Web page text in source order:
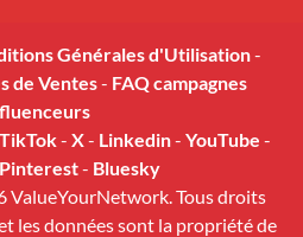
Générales d'Utilisation-
de Ventes- FAQ campagnes
TikTok- X- Linkedin- YouTube -
Pinterest- Bluesky
Tous droits
les données sont la propriété de